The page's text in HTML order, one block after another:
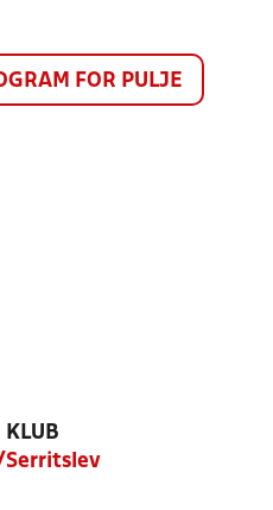
FOR PULJE
KLUB
Serritslev